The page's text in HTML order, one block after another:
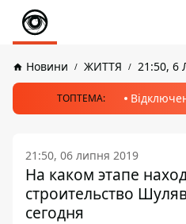
Новини ЖИТТЯ 21:50, 6
ТОПТЕМА:
21:50, 06 липня 2019
На каком этапе
строительство
сегодня